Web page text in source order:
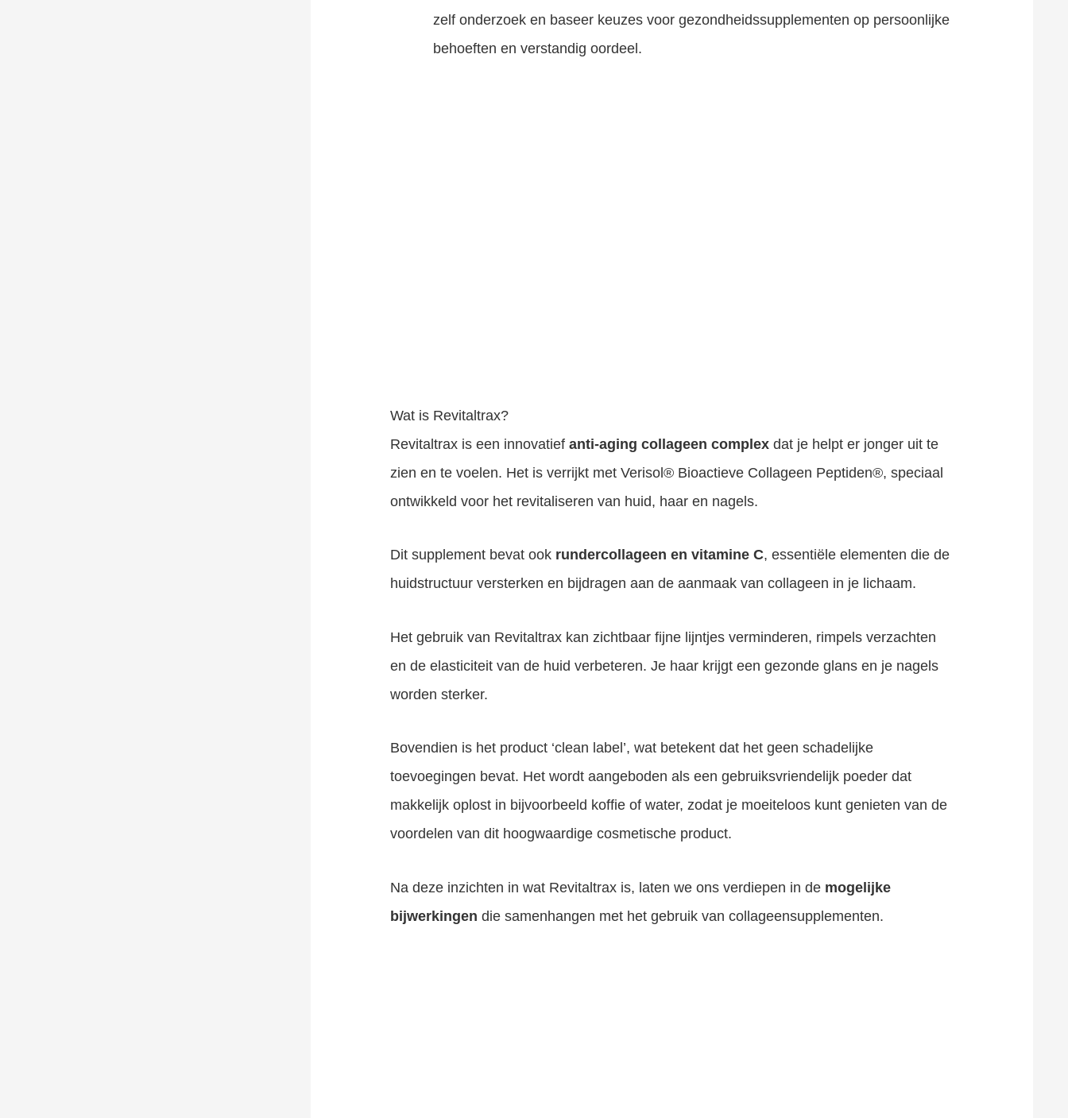
zelf onderzoek en baseer keuzes voor gezondheidssupplementen op persoonlijke
behoeften en verstandig oordeel.
Wat is Revitaltrax?
Revitaltrax is een innovatief anti-aging collageen complex dat je helpt er jonger uit te
zien en te voelen. Het is verrijkt met Verisol® Bioactieve Collageen Peptiden®, speciaal
ontwikkeld voor het revitaliseren van huid, haar en nagels.
Dit supplement bevat ook rundercollageen en vitamine C, essentiële elementen die de
huidstructuur versterken en bijdragen aan de aanmaak van collageen in je lichaam.
Het gebruik van Revitaltrax kan zichtbaar fijne lijntjes verminderen, rimpels verzachten
en de elasticiteit van de huid verbeteren. Je haar krijgt een gezonde glans en je nagels
worden sterker.
Bovendien is het product ‘clean label’, wat betekent dat het geen schadelijke
toevoegingen bevat. Het wordt aangeboden als een gebruiksvriendelijk poeder dat
makkelijk oplost in bijvoorbeeld koffie of water, zodat je moeiteloos kunt genieten van de
voordelen van dit hoogwaardige cosmetische product.
Na deze inzichten in wat Revitaltrax is, laten we ons verdiepen in de mogelijke
bijwerkingen die samenhangen met het gebruik van collageensupplementen.